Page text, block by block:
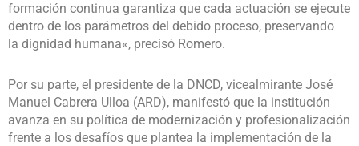
formación continua garantiza que cada actuación se ejecute
dentro de los parámetros del debido proceso, preservando
la dignidad humana«, precisó Romero.
Por su parte, el presidente de la DNCD, vicealmirante José
Manuel Cabrera Ulloa (ARD), manifestó que la institución
avanza en su política de modernización y profesionalización
frente a los desafíos que plantea la implementación de la